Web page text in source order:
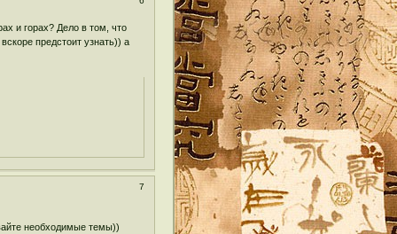
и горах? Дело в том, что
предстоит узнать)) а
7
необходимые темы))